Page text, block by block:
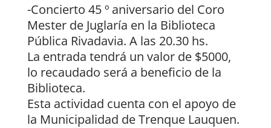
-Concierto 45 º aniversario del Coro
Mester de Juglaría en la Biblioteca
Pública Rivadavia. A las 20.30 hs.
La entrada tendrá un valor de $5000,
lo recaudado será a beneficio de la
Biblioteca.
Esta actividad cuenta con el apoyo de
la Municipalidad de Trenque Lauquen.